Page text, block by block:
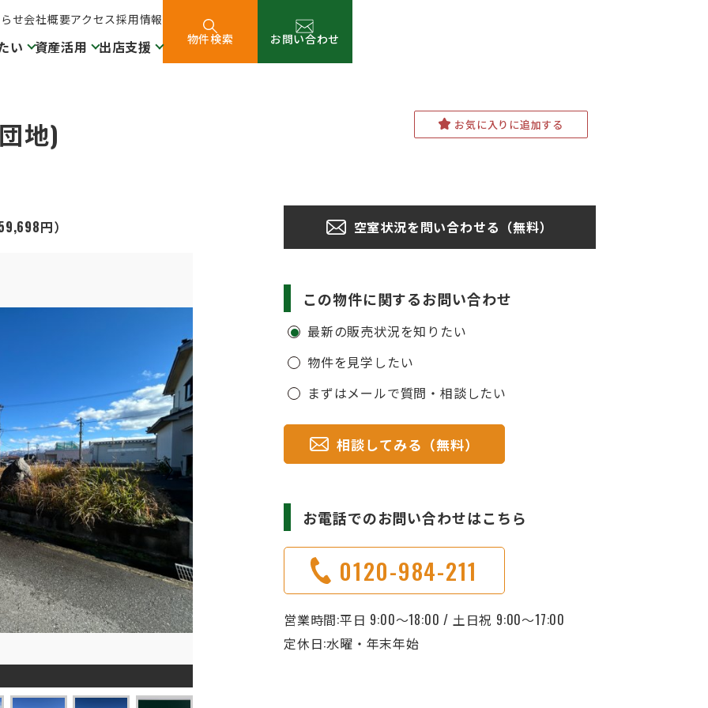
せ会社概要アクセス採用情報
い 資産活用 出店支援 物件検索 お問い合わせ
地)
円）
お気に入りに追加する
空室状況を問い合わせる（無料）
この物件に関するお問い合わせ
最新の販売状況を知りたい
物件を見学したい
まずはメールで質問・相談したい
相談してみる（無料）
お電話でのお問い合わせはこちら
0120-984-211
営業時間:平日 9:00～18:00 / 土日祝 9:00～17:00
定休日:水曜・年末年始